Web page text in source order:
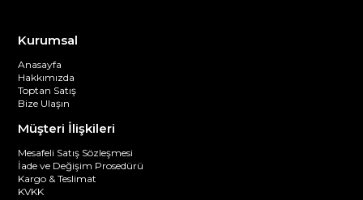
Kurumsal
Anasayfa
Hakkımızda
Toptan Satış
Bize Ulaşın
Müşteri İlişkileri
Mesafeli Satış Sözleşmesi
İade ve Değişim Prosedürü
Kargo & Teslimat
KVKK